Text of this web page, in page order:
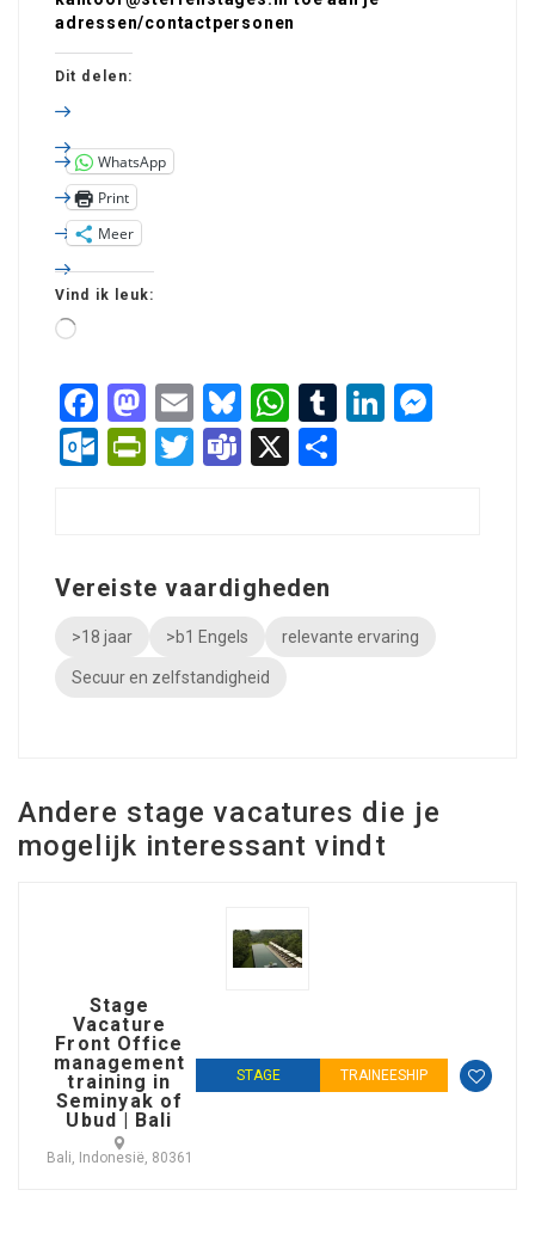
adressen/contactpersonen
Dit delen:
WhatsApp
Print
Meer
Vind ik leuk:
Facebook
Mastodon
EmailBluesky
WhatsApp
TumblrLinkedIn
Outlook.com
PrintFriendly
Twitter
Teams
X
Vereiste vaardigheden
>18 jaar >b1 Engels relevante ervaring
Secuur en zelfstandigheid
Andere stage vacatures die je
mogelijk interessant vindt
Stage
Vacature
Front Office
management
training in
Seminyak of
Ubud | Bali
Bali, Indonesië, 80361
STAGE TRAINEESHIP